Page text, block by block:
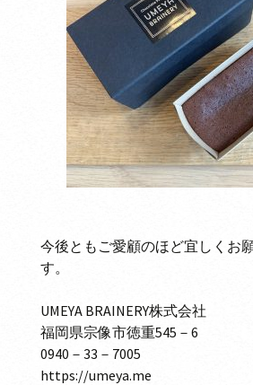
今後ともご愛顧のほど宜しくお
す。
UMEYA BRAINERY株式会社
福岡県宗像市徳重545－6
0940－33－7005
https://umeya.me